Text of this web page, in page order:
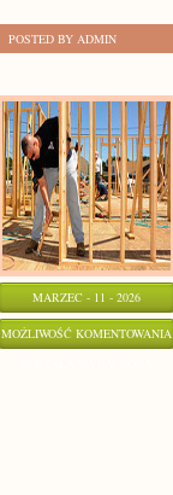
POSTED BY ADMIN
MARZEC - 11 - 2026
MOŻLIWOŚĆ KOMENTOWANIA